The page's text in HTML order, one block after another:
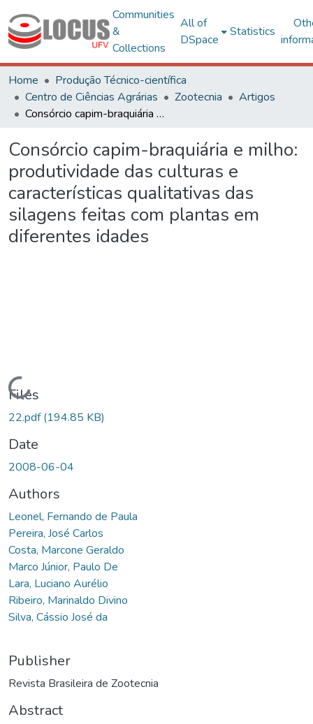
Communities
&
Collections
All of
DSpace
Statistics
Home
Produção Técnico-científica
Centro de Ciências Agrárias
Zootecnia
Artigos
Consórcio capim-braquiária e milho: produtividade das culturas e características qualitativas das silagens feitas com plantas em diferentes idades
Consórcio capim-braquiária e milho:
produtividade das culturas e
características qualitativas das
silagens feitas com plantas em
diferentes idades
Loading...
Files
22.pdf(194.85 KB)
Date
2008-06-04
Authors
Leonel, Fernando de Paula
Pereira, José Carlos
Costa, Marcone Geraldo
Marco Júnior, Paulo De
Lara, Luciano Aurélio
Ribeiro, Marinaldo Divino
Silva, Cássio José da
Publisher
Revista Brasileira de Zootecnia
Abstract